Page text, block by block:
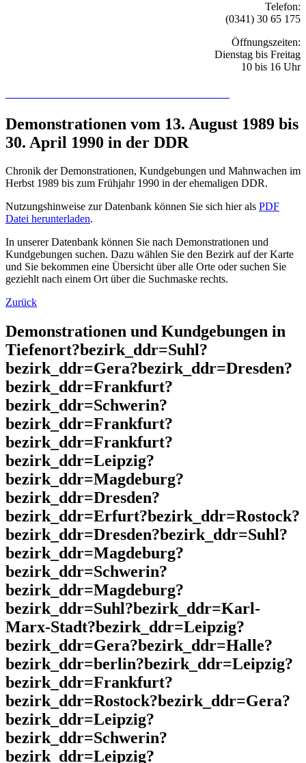
Telefon:
(0341) 30 65 175
Öffnungszeiten:
Dienstag bis Freitag
10 bis 16 Uhr
Demonstrationen vom 13. August 1989 bis
30. April 1990 in der DDR
Chronik der Demonstrationen, Kundgebungen und Mahnwachen im
Herbst 1989 bis zum Frühjahr 1990 in der ehemaligen DDR.
Nutzungshinweise zur Datenbank können Sie sich hier als PDF
Datei herunterladen.
In unserer Datenbank können Sie nach Demonstrationen und
Kundgebungen suchen. Dazu wählen Sie den Bezirk auf der Karte
und Sie bekommen eine Übersicht über alle Orte oder suchen Sie
geziehlt nach einem Ort über die Suchmaske rechts.
Zurück
Demonstrationen und Kundgebungen in
Tiefenort?bezirk_ddr=Suhl?
bezirk_ddr=Gera?bezirk_ddr=Dresden?
bezirk_ddr=Frankfurt?
bezirk_ddr=Schwerin?
bezirk_ddr=Frankfurt?
bezirk_ddr=Frankfurt?
bezirk_ddr=Leipzig?
bezirk_ddr=Magdeburg?
bezirk_ddr=Dresden?
bezirk_ddr=Erfurt?bezirk_ddr=Rostock?
bezirk_ddr=Dresden?bezirk_ddr=Suhl?
bezirk_ddr=Magdeburg?
bezirk_ddr=Schwerin?
bezirk_ddr=Magdeburg?
bezirk_ddr=Suhl?bezirk_ddr=Karl-
Marx-Stadt?bezirk_ddr=Leipzig?
bezirk_ddr=Gera?bezirk_ddr=Halle?
bezirk_ddr=berlin?bezirk_ddr=Leipzig?
bezirk_ddr=Frankfurt?
bezirk_ddr=Rostock?bezirk_ddr=Gera?
bezirk_ddr=Leipzig?
bezirk_ddr=Schwerin?
bezirk_ddr=Leipzig?